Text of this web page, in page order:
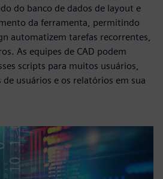
do banco de dados de layout e
da ferramenta, permitindo
automatizem tarefas recorrentes,
As equipes de CAD podem
scripts para muitos usuários,
usuários e os relatórios em sua